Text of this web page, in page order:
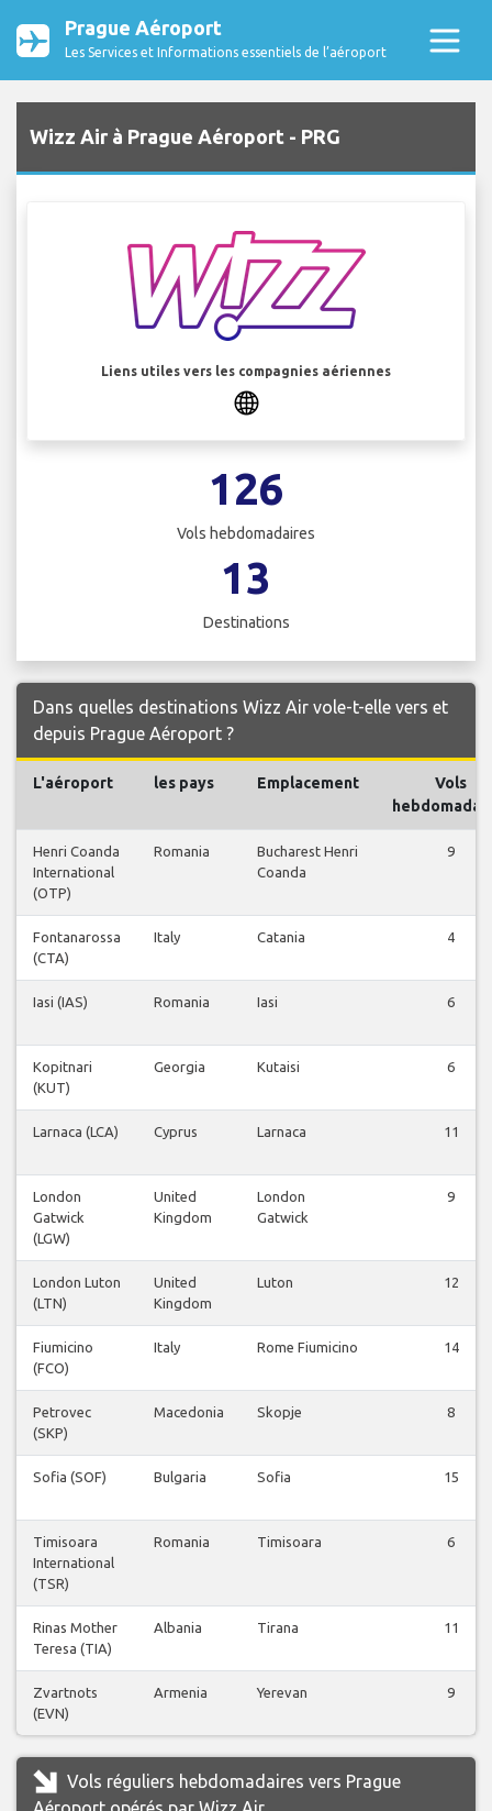
Prague Aéroport
Les Services et Informations essentiels de l’aéroport
Wizz Air à Prague Aéroport - PRG
Liens utiles vers les compagnies aériennes
126
Vols hebdomadaires
13
Destinations
Dans quelles destinations Wizz Air vole-t-elle vers et
depuis Prague Aéroport ?
L'aéroport les pays Emplacement
Vols
Henri Coanda
International
(OTP)
Romania
Bucharest Henri
Coanda
9
Fontanarossa
(CTA)
Italy Catania 4
Iasi (IAS) Romania Iasi 6
Kopitnari
(KUT)
Georgia Kutaisi 6
Larnaca (LCA) Cyprus Larnaca 11
London
Gatwick
(LGW)
United
Kingdom
London
Gatwick
9
London Luton
(LTN)
United
Kingdom
Luton 12
Fiumicino
(FCO)
Italy Rome Fiumicino 14
Petrovec
(SKP)
Macedonia Skopje 8
Sofia (SOF) Bulgaria Sofia 15
Timisoara
International
(TSR)
Romania Timisoara 6
Rinas Mother
Teresa (TIA)
Albania Tirana 11
Zvartnots
(EVN)
Armenia Yerevan 9
Vols réguliers hebdomadaires vers Prague